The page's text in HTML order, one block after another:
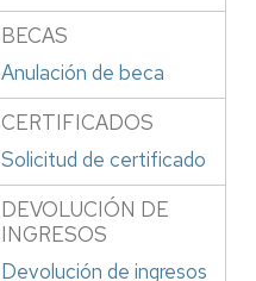
BECAS
Anulación de beca
CERTIFICADOS
Solicitud de certificado
DEVOLUCIÓN DE
INGRESOS
Devolución de ingresos